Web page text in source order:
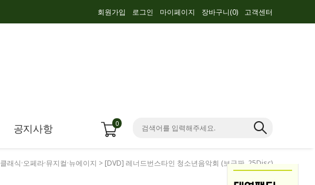
회원가입 로그인 마이페이지 장바구니(0) 고객센터
공지사항 0
클래식·오페라·뮤지컬·뉴에이지 > [DVD] 레너드번스타인 청소년음악회 (보급판. 25Disc)